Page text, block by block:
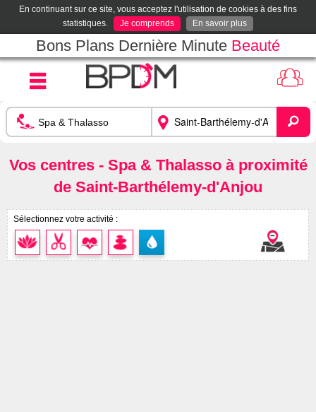
En continuant sur ce site, vous acceptez l'utilisation de cookies à des fins
statistiques.
Je comprends En savoir plus
Bons Plans Dernière Minute Beauté
Vos centres - Spa & Thalasso à proximité
de Saint-Barthélemy-d'Anjou
Sélectionnez votre activité :